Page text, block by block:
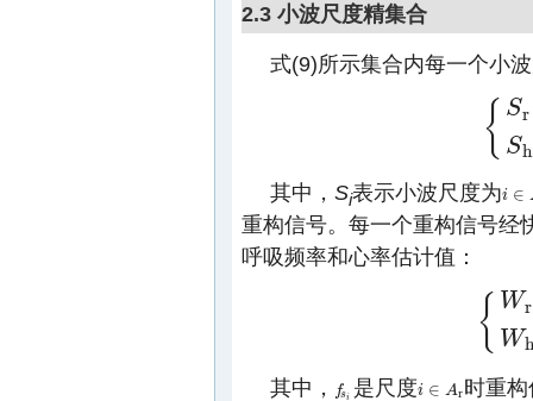
2.3 小波尺度精集合
式(9)所示集合内每一个小
{ Sr
Sh
{S
其中， Si表示小波尺度为i ∈
i∈A r
重构信号。每一个重构信号经
呼吸频率和心率估计值：
{ Wr
Wh
{W
其中， fsi
fsi 是尺度i ∈ Ar
i∈A r
时重